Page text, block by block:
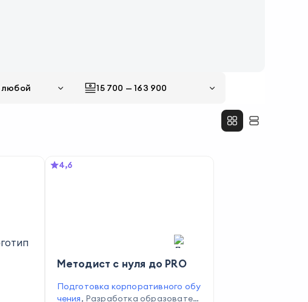
любой 15 700 — 163 900
4,6
Методист с нуля до PRO
Подготовка корпоративного обу
чения, Разработка образовател